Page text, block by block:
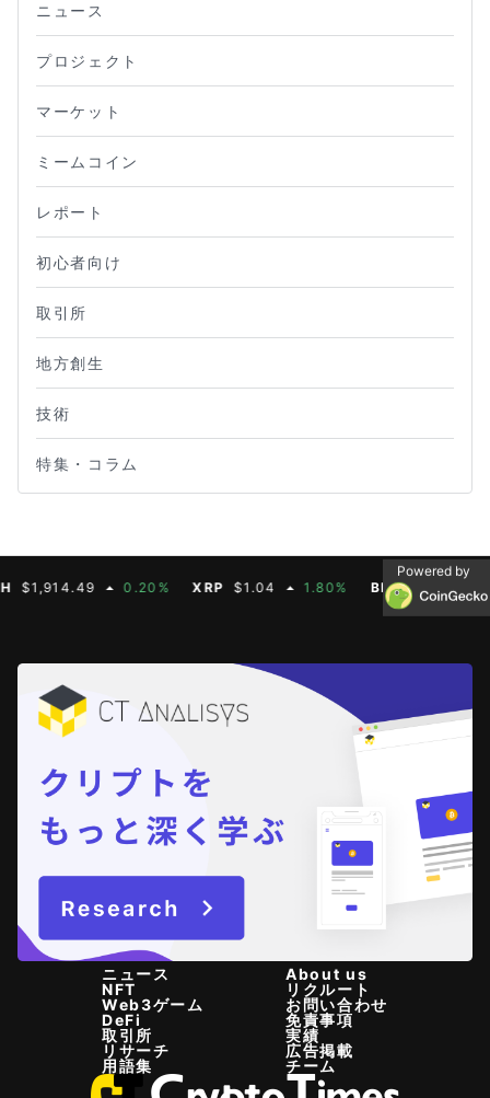
ニュース
プロジェクト
マーケット
ミームコイン
レポート
初心者向け
取引所
地方創生
技術
特集・コラム
0.20% XRP $1.04 1.80% BNB $603.21
Powered by
ニュース
NFT
Web3ゲーム
DeFi
取引所
リサーチ
用語集
About us
リクルート
お問い合わせ
免責事項
実績
広告掲載
チーム